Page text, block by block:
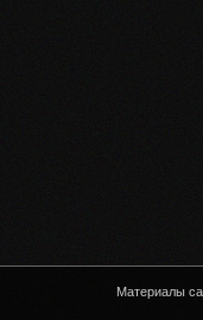
Материалы